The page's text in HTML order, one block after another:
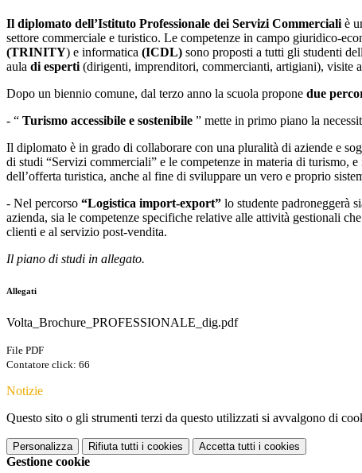
Il diplomato dell’Istituto Professionale dei Servizi Commerciali è
settore commerciale e turistico. Le competenze in campo giuridico-
(TRINITY) e informatica (ICDL) sono proposti a tutti gli studenti
aula di esperti (dirigenti, imprenditori, commercianti, artigiani), visite
Dopo un biennio comune, dal terzo anno la scuola propone due
- “ Turismo accessibile e sostenibile ” mette in primo piano la
Il diplomato è in grado di collaborare con una pluralità di aziende e
di studi “Servizi commerciali” e le competenze in materia di turismo,
dell’offerta turistica, anche al fine di sviluppare un vero e proprio
- Nel percorso “Logistica import-export” lo studente padroneggerà
azienda, sia le competenze specifiche relative alle attività gestionali
clienti e al servizio post-vendita.
Il piano di studi in allegato.
Allegati
Volta_Brochure_PROFESSIONALE_dig.pdf
File PDF
Contatore click: 66
Notizie
Questo sito o gli strumenti terzi da questo utilizzati si avvalgono di
Personalizza Rifiuta tutti i cookies Accetta tutti i cookies
Gestione cookie